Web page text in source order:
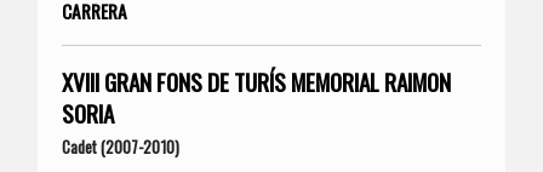
CARRERA
XVIII GRAN FONS DE TURÍS MEMORIAL RAIMON
SORIA
Cadet (2007-2010)